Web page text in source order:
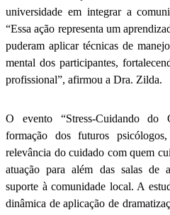
universidade em integrar a
“Essa ação representa um
puderam aplicar técnicas de
mental dos participantes,
profissional”, afirmou a Dra. Zilda.
O evento “Stress-Cuidando
formação dos futuros
relevância do cuidado com quem
atuação para além das salas de
suporte à comunidade local. A
dinâmica de aplicação de